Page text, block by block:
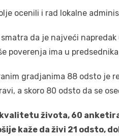
ocenili i rad lokalne
da je najveći
poverenja ima u
gradjanima 88 odsto je
a skoro 80 odsto da se
života, 60
kaže da živi 21 odsto,